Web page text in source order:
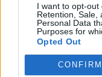
I want to opt-out
Retention, Sale,
Personal Data
Purposes for
Opted Out
CONFIRM
περιοχή της
64χρονος, ο
από νύσσον